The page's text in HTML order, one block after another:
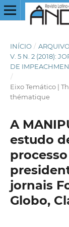
INÍCIO /
V. 5 N. 2 (2018):
DE
/
Eixo Temático |
thématique
A
estudo
jornais
Globo,